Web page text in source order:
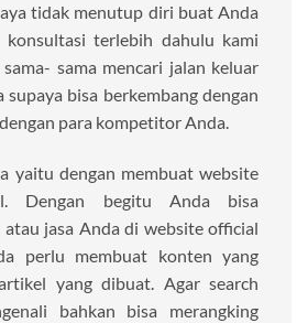
tidak menutup diri buat Anda
konsultasi terlebih dahulu kami
sama mencari jalan keluar
bisa berkembang dengan
para kompetitor Anda.
yaitu dengan membuat website
Dengan begitu Anda bisa
atau jasa Anda di website official
perlu membuat konten yang
yang dibuat. Agar search
bahkan bisa merangking